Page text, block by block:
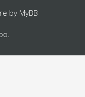
by MyBB
.